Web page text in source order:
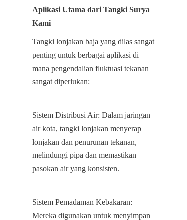
Aplikasi Utama dari Tangki Surya
Kami
Tangki lonjakan baja yang dilas sangat
penting untuk berbagai aplikasi di
mana pengendalian fluktuasi tekanan
sangat diperlukan:
Sistem Distribusi Air: Dalam jaringan
air kota, tangki lonjakan menyerap
lonjakan dan penurunan tekanan,
melindungi pipa dan memastikan
pasokan air yang konsisten.
Sistem Pemadaman Kebakaran:
Mereka digunakan untuk menyimpan